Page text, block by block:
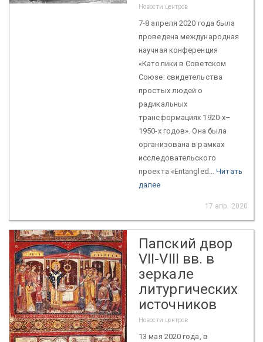
Новости центров
7-8 апреля 2020 года была
проведена международная
научная конференция
«Католики в Советском
Союзе: свидетельства
простых людей о
радикальных
трансформациях 1920-х–
1950-х годов». Она была
организована в рамках
исследовательского
проекта «Entangled...Читать
далее
17 апр. 2020
Папский двор
VII-VIII вв. в
зеркале
литургических
источников
Новости центров
13 мая 2020 года, в